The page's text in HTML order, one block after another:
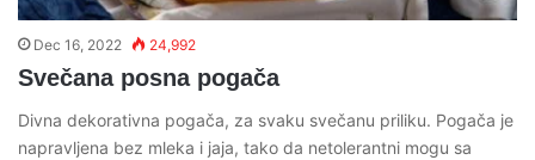
Dec 16, 2022 24,992
Svečana posna pogača
Divna dekorativna pogača, za svaku svečanu priliku. Pogača je
napravljena bez mleka i jaja, tako da netolerantni mogu sa